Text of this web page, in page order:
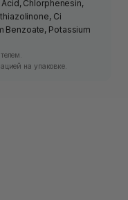
Chlorphenesin,
Ci
Benzoate, Potassium
на упаковке.